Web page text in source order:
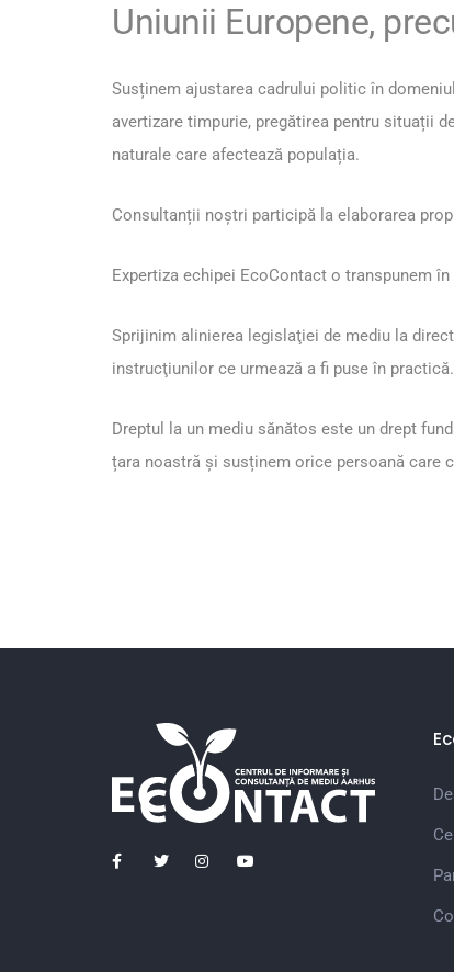
Uniunii Europene,
Susținem ajustarea cadrului politic în
avertizare timpurie, pregătirea pentru situații
naturale care afectează populația.
Consultanții noștri participă la elaborarea
Expertiza echipei EcoContact o transpunem
Sprijinim alinierea legislaţiei de mediu la
instrucţiunilor ce urmează a fi puse în practică.
Dreptul la un mediu sănătos este un drept
țara noastră și susținem orice persoană care